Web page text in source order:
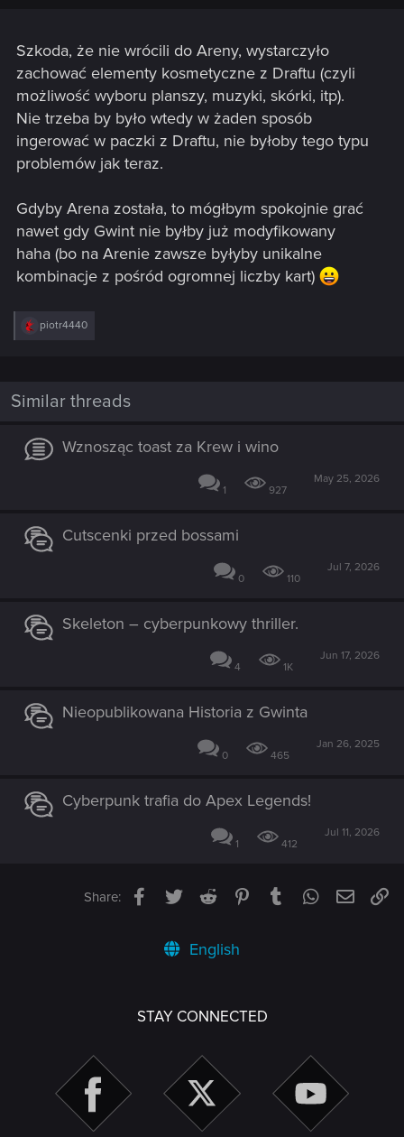
Szkoda, że nie wrócili do Areny, wystarczyło
zachować elementy kosmetyczne z Draftu (czyli
możliwość wyboru planszy, muzyki, skórki, itp).
Nie trzeba by było wtedy w żaden sposób
ingerować w paczki z Draftu, nie byłoby tego typu
problemów jak teraz.
Gdyby Arena została, to mógłbym spokojnie grać
nawet gdy Gwint nie byłby już modyfikowany
haha (bo na Arenie zawsze byłyby unikalne
kombinacje z pośród ogromnej liczby kart)
R
i
o
s
:
piotr4440
Similar threads
Wznosząc toast za Krew i wino
1 927
May 25, 2026
Cutscenki przed bossami
0 110
Jul 7, 2026
Skeleton – cyberpunkowy thriller.
4 1K
Jun 17, 2026
Nieopublikowana Historia z Gwinta
0 465
Jan 26, 2025
Cyberpunk trafia do Apex Legends!
1 412
Jul 11, 2026
Share: Facebook
TwitterReddit PinterestTumblrWhatsApp
Email
English
STAY CONNECTED